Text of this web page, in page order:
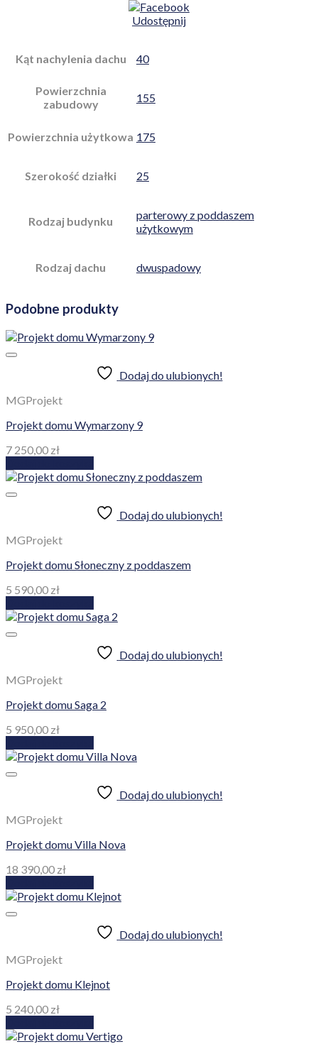
Udostępnij
Kąt nachylenia dachu 40
Powierzchnia
zabudowy
155
Powierzchnia użytkowa 175
Szerokość działki 25
Rodzaj budynku
parterowy z poddaszem
użytkowym
Rodzaj dachu dwuspadowy
Podobne produkty
Dodaj do ulubionych!
MGProjekt
Projekt domu Wymarzony 9
7 250,00 zł
Dodaj do ulubionych!
MGProjekt
Projekt domu Słoneczny z poddaszem
5 590,00 zł
Dodaj do ulubionych!
MGProjekt
Projekt domu Saga 2
5 950,00 zł
Dodaj do ulubionych!
MGProjekt
Projekt domu Villa Nova
18 390,00 zł
Dodaj do ulubionych!
MGProjekt
Projekt domu Klejnot
5 240,00 zł